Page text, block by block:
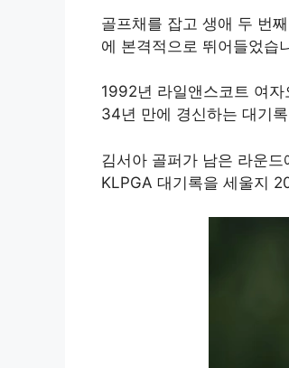
골프채를 잡고 생애 두 번
에 본격적으로 뛰어들었습
1992년 라일앤스코트 여
34년 만에 경신하는 대기
김서아 골퍼가 남은 라운
KLPGA 대기록을 세울지